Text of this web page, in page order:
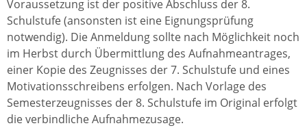
Voraussetzung ist der positive Abschluss der 8.
Schulstufe (ansonsten ist eine Eignungsprüfung
notwendig). Die Anmeldung sollte nach Möglichkeit noch
im Herbst durch Übermittlung des Aufnahmeantrages,
einer Kopie des Zeugnisses der 7. Schulstufe und eines
Motivationsschreibens erfolgen. Nach Vorlage des
Semesterzeugnisses der 8. Schulstufe im Original erfolgt
die verbindliche Aufnahmezusage.